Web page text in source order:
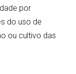
por
do uso de
ou cultivo das